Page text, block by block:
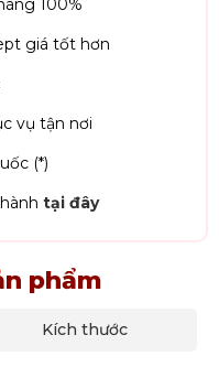
100%
giá tốt hơn
vụ tận nơi
(*)
tại đây
phẩm
Kích thước